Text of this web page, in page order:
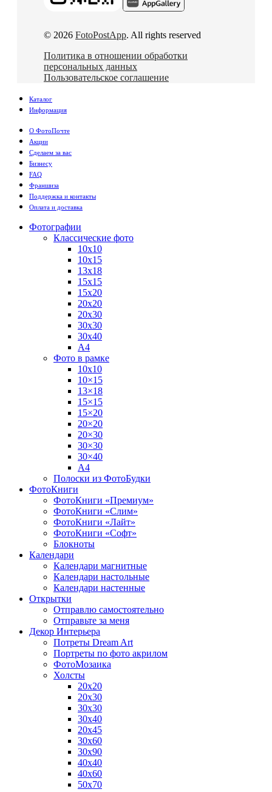
© 2026 FotoPostApp. All rights reserved
Политика в отношении обработки
персональных данных
Пользовательское соглашение
Каталог
Информация
О ФотоПочте
Акции
Сделаем за вас
Бизнесу
FAQ
Франшиза
Поддержка и контакты
Оплата и доставка
Фотографии
Классические фото
10х10
10х15
13х18
15х15
15х20
20х20
20х30
30х30
30х40
А4
Фото в рамке
10х10
10×15
13×18
15×15
15×20
20×20
20×30
30×30
30×40
A4
Полоски из ФотоБудки
ФотоКниги
ФотоКниги «Премиум»
ФотоКниги «Слим»
ФотоКниги «Лайт»
ФотоКниги «Софт»
Блокноты
Календари
Календари магнитные
Календари настольные
Календари настенные
Открытки
Отправлю самостоятельно
Отправьте за меня
Декор Интерьера
Потреты Dream Art
Портреты по фото акрилом
ФотоМозаика
Холсты
20х20
20х30
30х30
30х40
20х45
30х60
30х90
40х40
40х60
50х70